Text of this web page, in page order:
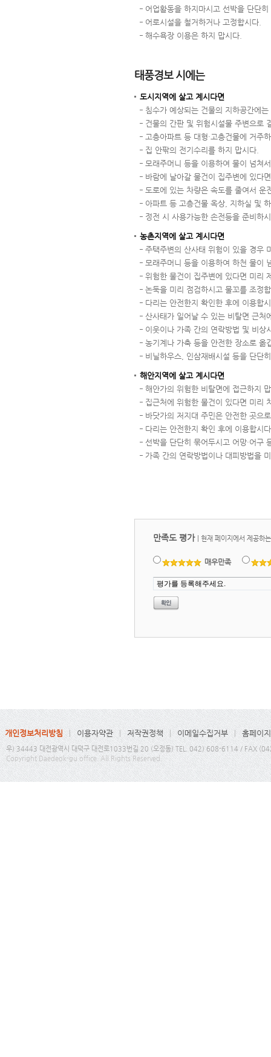
어업활동을 하지마시고 선박을 단단
어로시설을 철거하거나 고정합시다.
해수욕장 이용은 하지 맙시다.
태풍경보 시에는
도시지역에 살고 계시다면
침수가 예상되는 건물의 지하공간에
건물의 간판 및 위험시설물 주변으로
고층아파트 등 대형·고층건물에 거주
집 안팎의 전기수리를 하지 맙시다.
모래주머니 등을 이용하여 물이 넘쳐
바람에 날아갈 물건이 집주변에 있다
도로에 있는 차량은 속도를 줄여서 운
아파트 등 고층건물 옥상, 지하실 및
정전 시 사용가능한 손전등을 준비하
농촌지역에 살고 계시다면
주택주변의 산사태 위험이 있을 경우
모래주머니 등을 이용하여 하천 물이
위험한 물건이 집주변에 있다면 미리
논둑을 미리 점검하시고 물꼬를 조정
다리는 안전한지 확인한 후에 이용합
산사태가 일어날 수 있는 비탈면 근처
이웃이나 가족 간의 연락방법 및 비상
농기계나 가축 등을 안전한 장소로 옮
비닐하우스, 인삼재배시설 등을 단단
해안지역에 살고 계시다면
해안가의 위험한 비탈면에 접근하지
집근처에 위험한 물건이 있다면 미리
바닷가의 저지대 주민은 안전한 곳으
다리는 안전한지 확인 후에 이용합시
선박을 단단히 묶어두시고 어망·어구
가족 간의 연락방법이나 대피방법을
만족도 평가 현재 페이지에서 제공하
매우만족
개인정보처리방침 이용자약관 저작권정책 이메일수집거부 홈페이
우) 34443 대전광역시 대덕구 대전로1033번길 20 (오정동) TEL. 042) 608-6114 / FAX
Copyright Daedeok-gu office. All Rights Reserved.